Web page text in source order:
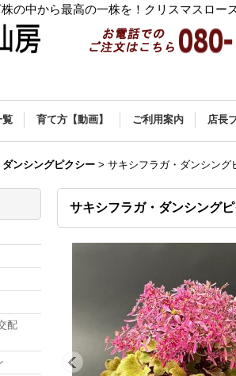
の中から最高の一株を！クリスマスロー
覧 育て方【動画】 ご利用案内 店長
ンシングピクシー > サキシフラガ・ダンシン
配
サキシフラガ・ダンシング